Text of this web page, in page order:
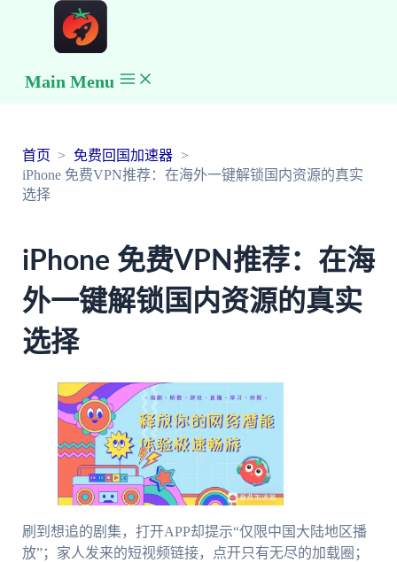
Main Menu
首页
免费回国加速器
iPhone 免费VPN推荐：在海外一键解锁国内资源的真实
选择
iPhone 免费VPN推荐：在海
外一键解锁国内资源的真实
选择
刷到想追的剧集，打开APP却提示“仅限中国大陆地区播
放”；家人发来的短视频链接，点开只有无尽的加载圈；